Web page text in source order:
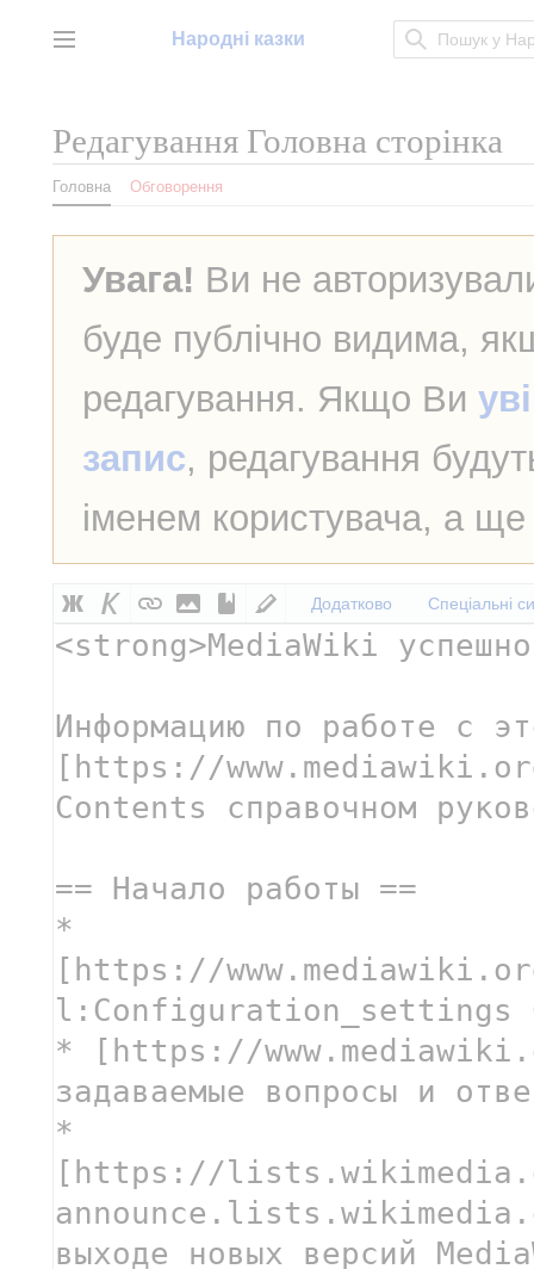
вмісту Головне менюНародні казки
Редагування Головна сторінка
Головна Обговорення
Увага! Ви не
буде публічно видима,
редагування. Якщо Ви
запис, редагування
іменем користувача, а
Додатково Спеціальні